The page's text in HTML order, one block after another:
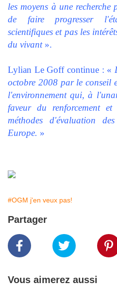
les moyens à une
de faire progresser
scientifiques et pas les
du vivant».
Lylian Le Goff continue : «
octobre 2008 par le conseil
l'environnement qui, à
faveur du renforcement
méthodes d'évaluation
Europe. »
#OGM j'en veux pas!
Partager
Vous aimerez aussi